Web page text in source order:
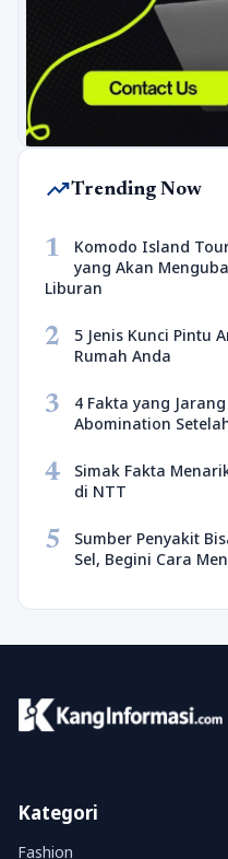
trending_upTrending Now
1
Komodo Island
yang Akan
Liburan
2
5 Jenis Kunci Pintu
Rumah Anda
3
4 Fakta yang
Abomination
4
Simak Fakta
di NTT
5
Sumber Penyakit
Sel, Begini Cara
Kategori
Fashion